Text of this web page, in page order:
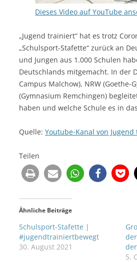
Dieses Video auf YouTube
„Jugend trainiert“ hat es trotz
„Schulsport-Stafette“ zurück an
und Jungen aus 1.000 Schulen
Deutschlands mitgemacht. In der
Campus Malchow), NRW
(Gymnasium Remchingen)
haben und welche Schule es in
Quelle: Youtube-Kanal von
Teilen
Ähnliche Beiträge
Schulsport-Stafette |
#jugendtrainiertbewegt
30. August 2021
5.